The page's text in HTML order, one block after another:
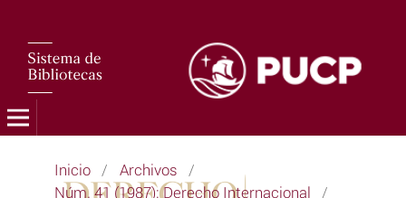
Inicio / Archivos /
Núm. 41 (1987): Derecho Internacional /